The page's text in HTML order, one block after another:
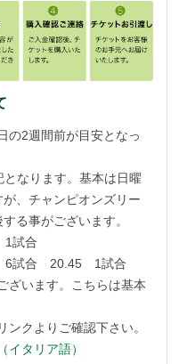
の2週間前が目安となっ
なります。基本は日曜
、チャンピオンズリー
る事がございます。
試合
試合 20.45 1試合
ざいます。こちらは基本
クよりご確認下さい。
イタリア語）